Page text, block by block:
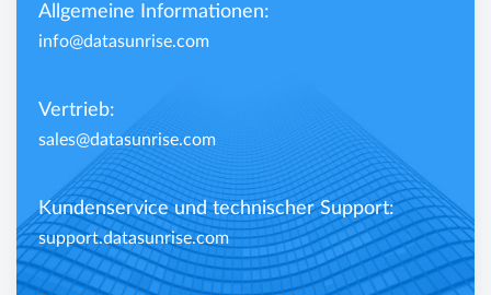
Allgemeine Informationen:
info@datasunrise.com
Vertrieb:
sales@datasunrise.com
Kundenservice und technischer Support:
support.datasunrise.com